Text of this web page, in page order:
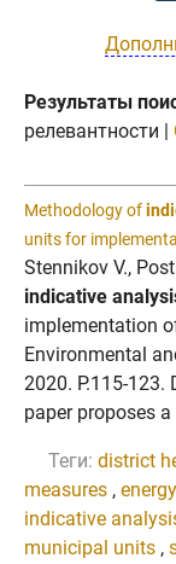
Результаты
релевантности |
Methodology of
units for
Stennikov V.,
indicative
implementation
Environmental
2020. P.115-123.
paper proposes
Теги: district
measures ,
indicative
municipal units ,